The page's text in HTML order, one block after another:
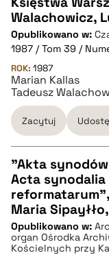
CZYSTY TEKST
pobierz cytat
BIBTEX
pobierz cytat
Walachowicz,
Opublikowano w:
1987 / Tom 39 /
ROK: 1987
Marian Kallas
Tadeusz
Zacytuj
CZYSTY TEKST
pobierz cytat
"Akta
Acta synodalia
Maria
Opublikowano w:
organ Ośrodka
Kościelnych przy